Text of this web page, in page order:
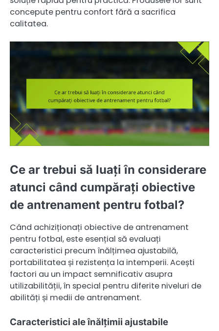
concepute pentru confort fără a sacrifica
calitatea.
Ce ar trebui să luați în considerare
atunci când cumpărați obiective
de antrenament pentru fotbal?
Când achiziționați obiective de antrenament
pentru fotbal, este esențial să evaluați
caracteristici precum înălțimea ajustabilă,
portabilitatea și rezistența la intemperii. Acești
factori au un impact semnificativ asupra
utilizabilității, în special pentru diferite niveluri de
abilități și medii de antrenament.
Caracteristici ale înălțimii ajustabile